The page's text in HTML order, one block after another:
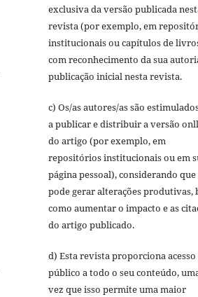
exclusiva da versão publicada
revista (por exemplo, em
institucionais ou capítulos de
com reconhecimento da sua
publicação inicial nesta revista.
c) Os/as autores/as são
a publicar e distribuir a versão
do artigo (por exemplo, em
repositórios institucionais ou em
página pessoal), considerando que
pode gerar alterações produtivas,
como aumentar o impacto e as
do artigo publicado.
d) Esta revista proporciona acesso
público a todo o seu conteúdo,
vez que isso permite uma maior